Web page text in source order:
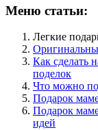
Меню статьи:
Легкие
Как сделать
поделок
Что можно
Подарок
Подарок
идей